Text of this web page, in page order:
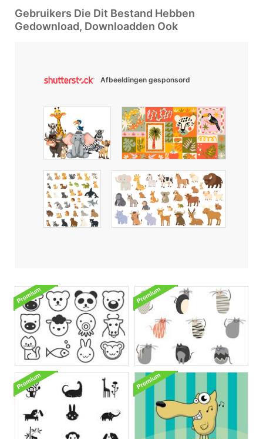
Gebruikers Die Dit Bestand Hebben
Gedownload, Downloadden Ook
Afbeeldingen gesponsord